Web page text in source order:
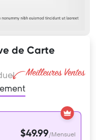
de Carte
$49.99/Mensuel